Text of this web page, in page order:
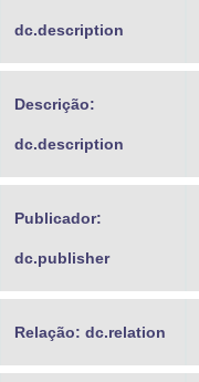
dc.description
Descrição:
dc.description
Publicador:
dc.publisher
Relação: dc.relation